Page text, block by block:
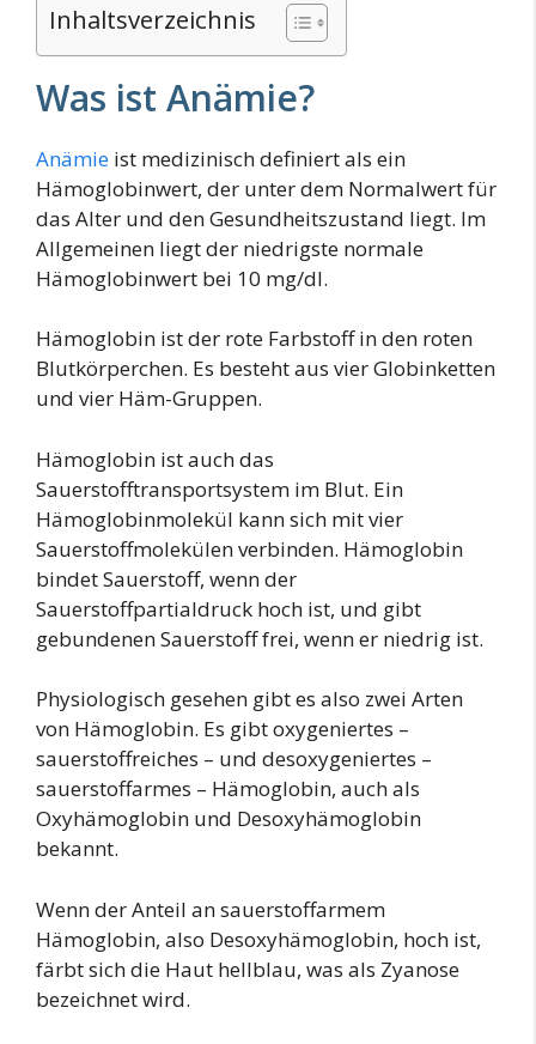
Inhaltsverzeichnis
Was ist Anämie?
Anämie ist medizinisch definiert als ein
Hämoglobinwert, der unter dem Normalwert für
das Alter und den Gesundheitszustand liegt. Im
Allgemeinen liegt der niedrigste normale
Hämoglobinwert bei 10 mg/dl.
Hämoglobin ist der rote Farbstoff in den roten
Blutkörperchen. Es besteht aus vier Globinketten
und vier Häm-Gruppen.
Hämoglobin ist auch das
Sauerstofftransportsystem im Blut. Ein
Hämoglobinmolekül kann sich mit vier
Sauerstoffmolekülen verbinden. Hämoglobin
bindet Sauerstoff, wenn der
Sauerstoffpartialdruck hoch ist, und gibt
gebundenen Sauerstoff frei, wenn er niedrig ist.
Physiologisch gesehen gibt es also zwei Arten
von Hämoglobin. Es gibt oxygeniertes –
sauerstoffreiches – und desoxygeniertes –
sauerstoffarmes – Hämoglobin, auch als
Oxyhämoglobin und Desoxyhämoglobin
bekannt.
Wenn der Anteil an sauerstoffarmem
Hämoglobin, also Desoxyhämoglobin, hoch ist,
färbt sich die Haut hellblau, was als Zyanose
bezeichnet wird.